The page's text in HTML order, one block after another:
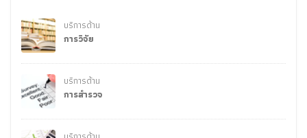
บริการด้าน
การวิจัย
บริการด้าน
การสำรวจ